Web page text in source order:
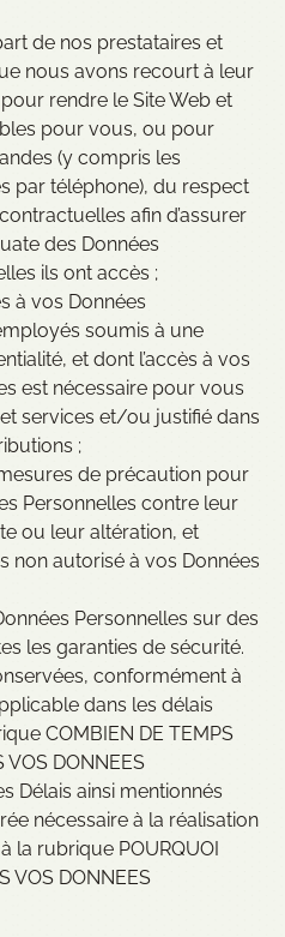
de nos prestataires et
nous avons recourt à leur
rendre le Site Web et
pour vous, ou pour
(y compris les
par téléphone), du respect
afin d’assurer
des Données
ils ont accès ;
à vos Données
soumis à une
et dont l’accès à vos
est nécessaire pour vous
services et/ou justifié dans
;
de précaution pour
Personnelles contre leur
ou leur altération, et
non autorisé à vos Données
Personnelles sur des
les garanties de sécurité.
conformément à
dans les délais
COMBIEN DE TEMPS
VOS DONNEES
Délais ainsi mentionnés
nécessaire à la réalisation
la rubrique POURQUOI
VOS DONNEES